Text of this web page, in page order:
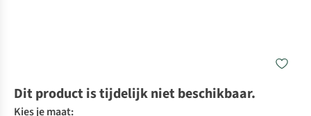
Dit product is tijdelijk niet beschikbaar.
Kies je maat: